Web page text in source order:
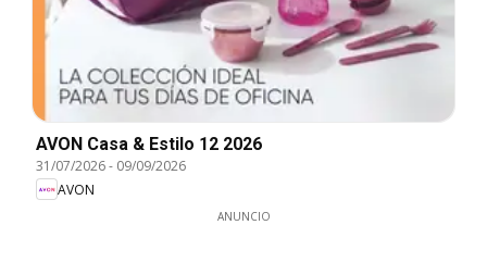
AVON Casa & Estilo 12 2026
31/07/2026- 09/09/2026
AVON
ANUNCIO